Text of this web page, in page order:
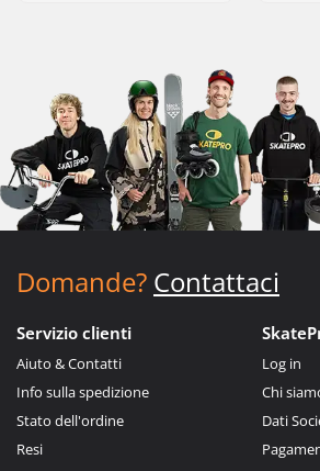
Domande? Contattaci
Servizio clienti
Aiuto & Contatti
Info sulla spedizione
Stato dell'ordine
Resi
Log in
Chi
Dati